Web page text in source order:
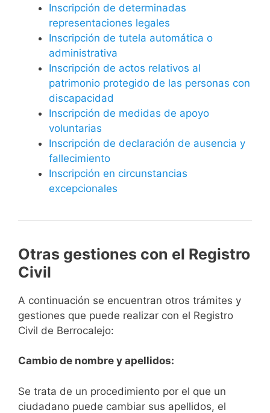
Inscripción de determinadas
representaciones legales
Inscripción de tutela automática o
administrativa
Inscripción de actos relativos al
patrimonio protegido de las personas con
discapacidad
Inscripción de medidas de apoyo
voluntarias
Inscripción de declaración de ausencia y
fallecimiento
Inscripción en circunstancias
excepcionales
Otras gestiones con el Registro
Civil
A continuación se encuentran otros trámites y
gestiones que puede realizar con el Registro
Civil de Berrocalejo:
Cambio de nombre y apellidos:
Se trata de un procedimiento por el que un
ciudadano puede cambiar sus apellidos, el